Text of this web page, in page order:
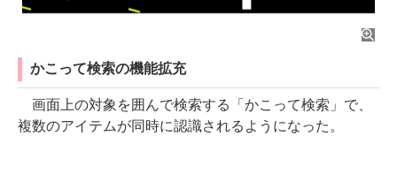
かこって検索の機能拡充
画面上の対象を囲んで検索する「かこって検索」で、
複数のアイテムが同時に認識されるようになった。